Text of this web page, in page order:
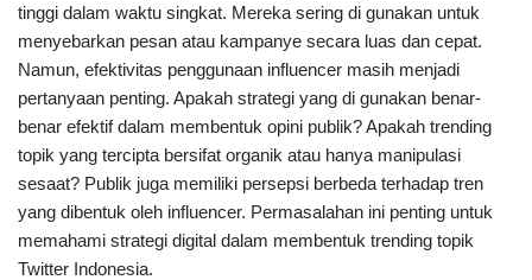
tinggi dalam waktu singkat. Mereka sering di gunakan untuk
menyebarkan pesan atau kampanye secara luas dan cepat.
Namun, efektivitas penggunaan influencer masih menjadi
pertanyaan penting. Apakah strategi yang di gunakan benar-
benar efektif dalam membentuk opini publik? Apakah trending
topik yang tercipta bersifat organik atau hanya manipulasi
sesaat? Publik juga memiliki persepsi berbeda terhadap tren
yang dibentuk oleh influencer. Permasalahan ini penting untuk
memahami strategi digital dalam membentuk trending topik
Twitter Indonesia.